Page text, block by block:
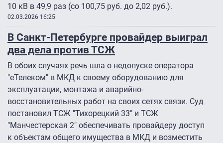
10 кВ в 49,9 раз (со 100,75 руб. до 2,02 руб.).
02.03.2026 16:25
В Санкт-Петербурге провайдер выиграл
два дела против ТСЖ
В обоих случаях речь шла о недопуске оператора
"еТелеком" в МКД к своему оборудованию для
эксплуатации, монтажа и аварийно-
восстановительных работ на своих сетях связи. Суд
постановил ТСЖ "Тихорецкий 33″ и ТСЖ
"Манчестерская 2″ обеспечивать провайдеру доступ
к объектам общего имущества в МКД и возместить